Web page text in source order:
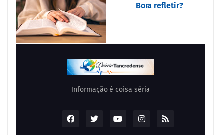
Bora refletir?
Informação é coisa séria